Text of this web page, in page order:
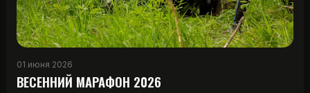
01 июня 2026
ВЕСЕННИЙ МАРАФОН 2026